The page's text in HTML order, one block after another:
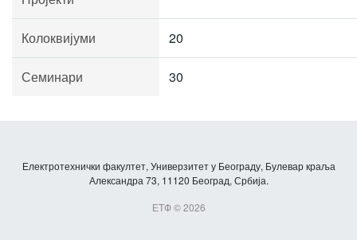
Колоквијуми 20
Семинари 30
Електротехнички факултет, Универзитет у Београду, Булевар краља
Александра 73, 11120 Београд, Србија.
ЕТФ © 2026